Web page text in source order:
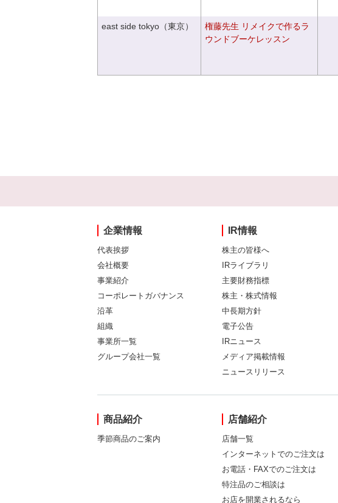
east side tokyo（東京）
権藤先生 リメイクで作るラ
ウンドブーケレッスン
企業情報
代表挨拶
会社概要
事業紹介
コーポレートガバナンス
沿革
組織
事業所一覧
グループ会社一覧
IR情報
株主の皆様へ
IRライブラリ
主要財務指標
株主・株式情報
中長期方針
電子公告
IRニュース
メディア掲載情報
ニュースリリース
商品紹介
季節商品のご案内
店舗紹介
店舗一覧
インターネットでのご注文は
お電話・FAXでのご注文は
特注品のご相談は
お店を開業されるなら